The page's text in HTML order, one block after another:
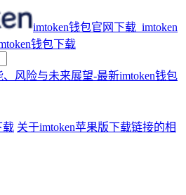
imtoken钱包官网下载_imtoken
钱包下载
风险与未来展望-最新imtoken钱包
载 关于imtoken苹果版下载链接的相